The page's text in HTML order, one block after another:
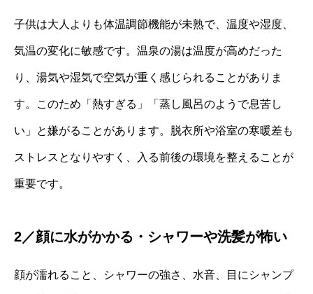
子供は大人よりも体温調節機能が未熟で、温度や湿度、
気温の変化に敏感です。温泉の湯は温度が高めだった
り、湯気や湿気で空気が重く感じられることがありま
す。このため「熱すぎる」「蒸し風呂のようで息苦し
い」と嫌がることがあります。脱衣所や浴室の寒暖差も
ストレスとなりやすく、入る前後の環境を整えることが
重要です。
2／顔に水がかかる・シャワーや洗髪が怖い
顔が濡れること、シャワーの強さ、水音、目にシャンプ